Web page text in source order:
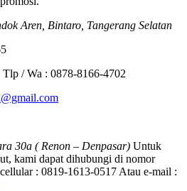
Aren, Bintaro, Tangerang Selatan
/ Wa : 0878-8166-4702
30a ( Renon – Denpasar) Untuk
kami dapat dihubungi di nomor
: 0819-1613-0517 Atau e-mail :